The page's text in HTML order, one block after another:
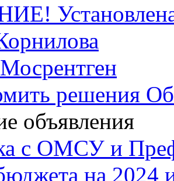
Установлена
решения
объявления
с ОМСУ и
на 2024